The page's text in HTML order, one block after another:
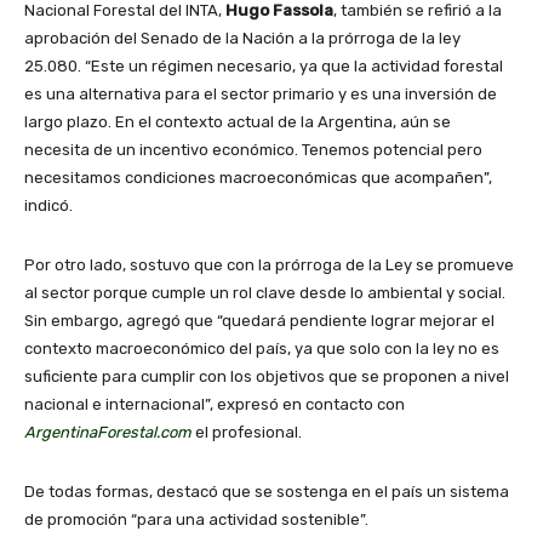
Nacional Forestal del INTA, Hugo Fassola, también se refirió a la
aprobación del Senado de la Nación a la prórroga de la ley
25.080. “Este un régimen necesario, ya que la actividad forestal
es una alternativa para el sector primario y es una inversión de
largo plazo. En el contexto actual de la Argentina, aún se
necesita de un incentivo económico. Tenemos potencial pero
necesitamos condiciones macroeconómicas que acompañen”,
indicó.
Por otro lado, sostuvo que con la prórroga de la Ley se promueve
al sector porque cumple un rol clave desde lo ambiental y social.
Sin embargo, agregó que “quedará pendiente lograr mejorar el
contexto macroeconómico del país, ya que solo con la ley no es
suficiente para cumplir con los objetivos que se proponen a nivel
nacional e internacional”, expresó en contacto con
ArgentinaForestal.com el profesional.
De todas formas, destacó que se sostenga en el país un sistema
de promoción “para una actividad sostenible”.